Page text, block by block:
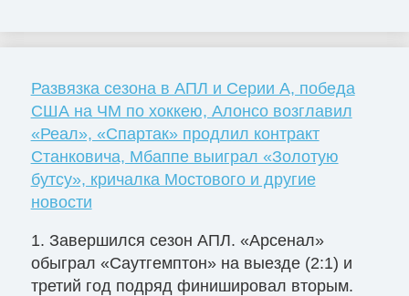
Развязка сезона в АПЛ и Серии А, победа
США на ЧМ по хоккею, Алонсо возглавил
«Реал», «Спартак» продлил контракт
Станковича, Мбаппе выиграл «Золотую
бутсу», кричалка Мостового и другие
новости
1. Завершился сезон АПЛ. «Арсенал»
обыграл «Саутгемптон» на выезде (2:1) и
третий год подряд финишировал вторым.